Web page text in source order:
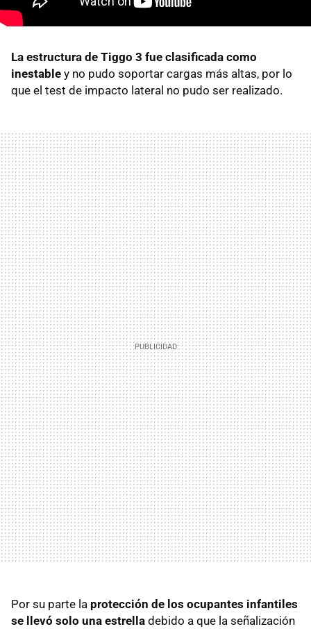
La estructura de Tiggo 3 fue clasificada como
inestable y no pudo soportar cargas más altas, por lo
que el test de impacto lateral no pudo ser realizado.
Por su parte la protección de los ocupantes infantiles
se llevó solo una estrella debido a que la señalización